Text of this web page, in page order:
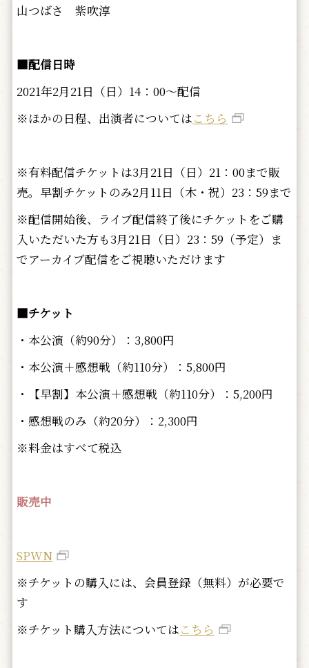
山つばさ 紫吹淳
■配信日時
2021年2月21日（日）14：00～配信
※ほかの日程、出演者についてはこちら
※有料配信チケットは3月21日（日）21：00まで販
売。早割チケットのみ2月11日（木・祝）23：59まで
※配信開始後、ライブ配信終了後にチケットをご購
入いただいた方も3月21日（日）23：59（予定）ま
でアーカイブ配信をご視聴いただけます
■チケット
・本公演（約90分）：3,800円
・本公演＋感想戦（約110分）：5,800円
・【早割】本公演＋感想戦（約110分）：5,200円
・感想戦のみ（約20分）：2,300円
※料金はすべて税込
販売中
SPWN
※チケットの購入には、会員登録（無料）が必要で
す
※チケット購入方法についてはこちら